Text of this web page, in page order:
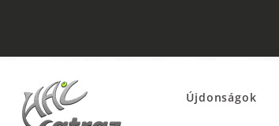
Újdonságok